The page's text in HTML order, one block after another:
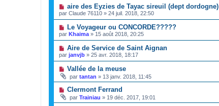
aire des Eyzies de Tayac sireuil (dept dordogne)
par Claude 76110 » 24 juil. 2018, 22:50
Le Voyageur ou CONCORDE?????
par Khaima » 15 août 2018, 20:25
Aire de Service de Saint Aignan
par janvjb » 25 avr. 2018, 18:17
Vallée de la meuse
par tantan » 13 janv. 2018, 11:45
Clermont Ferrand
par Trainiau » 19 déc. 2017, 19:01